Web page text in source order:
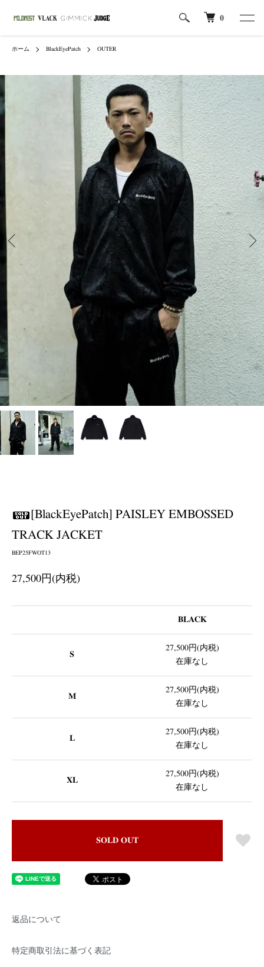
0
ホーム BlackEyePatch OUTER
[BlackEyePatch] PAISLEY EMBOSSED
TRACK JACKET
BEP25FWOT13
27,500円(内税)
BLACK
S
27,500円(内税)
在庫なし
M
27,500円(内税)
在庫なし
L
27,500円(内税)
在庫なし
XL
27,500円(内税)
在庫なし
SOLD OUT
返品について
特定商取引法に基づく表記